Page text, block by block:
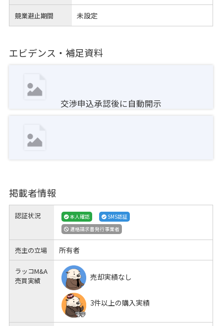
競業避止期間 未設定
エビデンス・補足資料
交渉申込承認後に自動開示
掲載者情報
認証状況 本人確認
SMS認証
適格請求書発行事業者
売主の立場 所有者
ラッコM&A
売買実績
売却実績なし
3件以上の購入実績